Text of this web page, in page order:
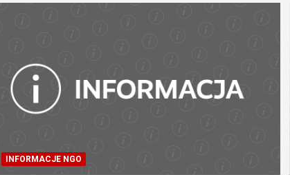
INFORMACJE NGO